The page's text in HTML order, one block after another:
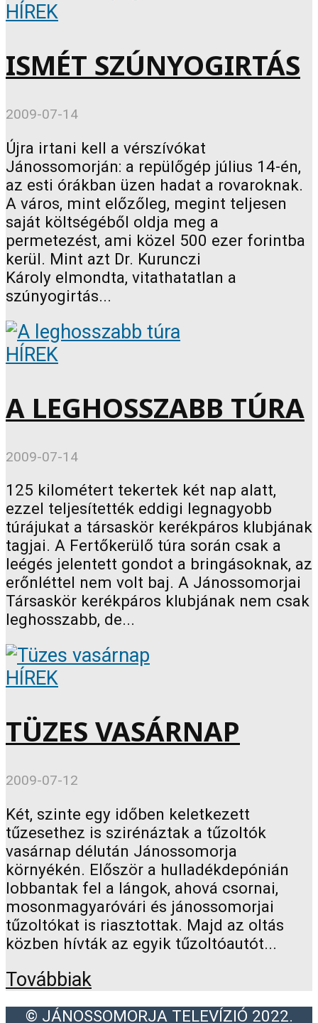
HÍREK
ISMÉT SZÚNYOGIRTÁS
2009-07-14
Újra irtani kell a vérszívókat
Jánossomorján: a repülőgép július 14-én,
az esti órákban üzen hadat a rovaroknak.
A város, mint előzőleg, megint teljesen
saját költségéből oldja meg a
permetezést, ami közel 500 ezer forintba
kerül. Mint azt Dr. Kurunczi
Károly elmondta, vitathatatlan a
szúnyogirtás...
HÍREK
A LEGHOSSZABB TÚRA
2009-07-14
125 kilométert tekertek két nap alatt,
ezzel teljesítették eddigi legnagyobb
túrájukat a társaskör kerékpáros klubjának
tagjai. A Fertőkerülő túra során csak a
leégés jelentett gondot a bringásoknak, az
erőnléttel nem volt baj. A Jánossomorjai
Társaskör kerékpáros klubjának nem csak
leghosszabb, de...
HÍREK
TÜZES VASÁRNAP
2009-07-12
Két, szinte egy időben keletkezett
tűzesethez is szirénáztak a tűzoltók
vasárnap délután Jánossomorja
környékén. Először a hulladékdepónián
lobbantak fel a lángok, ahová csornai,
mosonmagyaróvári és jánossomorjai
tűzoltókat is riasztottak. Majd az oltás
közben hívták az egyik tűzoltóautót...
Továbbiak
© JÁNOSSOMORJA TELEVÍZIÓ 2022.